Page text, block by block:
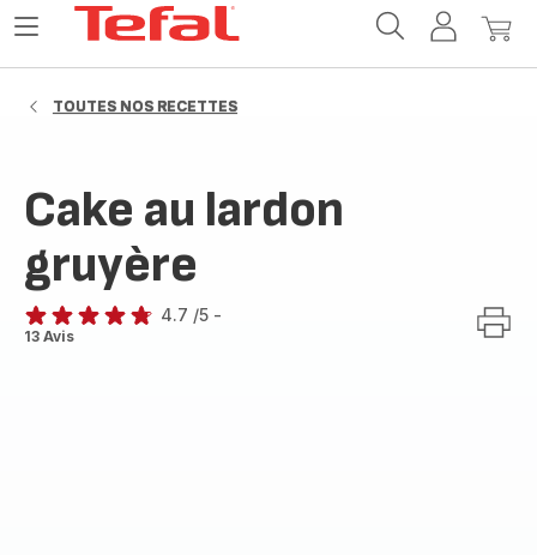
MonMon
Ouvrir
TOUTES NOS RECETTES
Cake au lardon
gruyère
ratings.4.7
4.7 /5 -
13 Avis